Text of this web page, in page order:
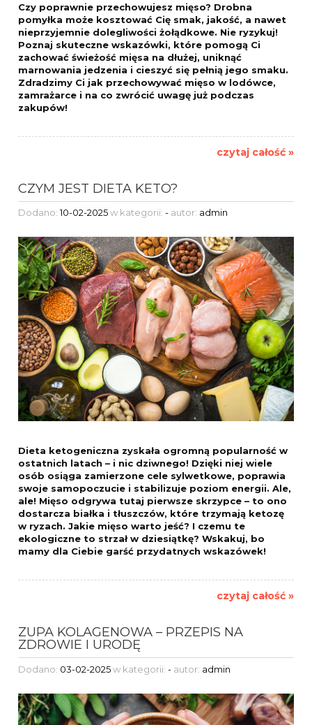
Czy poprawnie przechowujesz mięso? Drobna
pomyłka może kosztować Cię smak, jakość, a nawet
nieprzyjemnie dolegliwości żołądkowe. Nie ryzykuj!
Poznaj skuteczne wskazówki, które pomogą Ci
zachować świeżość mięsa na dłużej, uniknąć
marnowania jedzenia i cieszyć się pełnią jego smaku.
Zdradzimy Ci jak przechowywać mięso w lodówce,
zamrażarce i na co zwrócić uwagę już podczas
zakupów!
czytaj całość »
CZYM JEST DIETA KETO?
Dodano:10-02-2025w kategorii: - autor: admin
Dieta ketogeniczna zyskała ogromną popularność w
ostatnich latach – i nic dziwnego! Dzięki niej wiele
osób osiąga zamierzone cele sylwetkowe, poprawia
swoje samopoczucie i stabilizuje poziom energii. Ale,
ale! Mięso odgrywa tutaj pierwsze skrzypce – to ono
dostarcza białka i tłuszczów, które trzymają ketozę
w ryzach. Jakie mięso warto jeść? I czemu te
ekologiczne to strzał w dziesiątkę? Wskakuj, bo
mamy dla Ciebie garść przydatnych wskazówek!
czytaj całość »
ZUPA KOLAGENOWA – PRZEPIS NA
ZDROWIE I URODĘ
Dodano: 03-02-2025w kategorii: - autor: admin